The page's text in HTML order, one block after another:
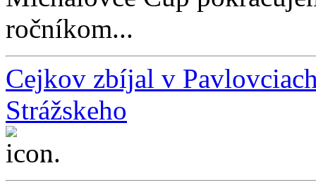
ročníkom...
Cejkov zbíjal v
Strážskeho
...